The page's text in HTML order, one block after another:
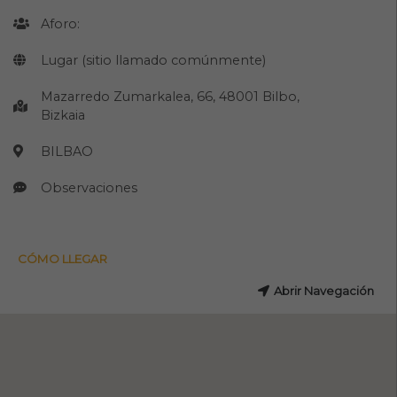
Aforo:
Lugar (sitio llamado comúnmente)
Mazarredo Zumarkalea, 66, 48001 Bilbo,
Bizkaia
BILBAO
Observaciones
CÓMO LLEGAR
Abrir Navegación